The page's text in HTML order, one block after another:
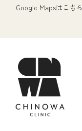
Google Mapsはこちら